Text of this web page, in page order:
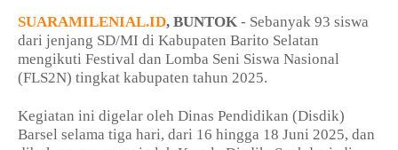
SUARAMILENIAL.ID, BUNTOK - Sebanyak 93 siswa
dari jenjang SD/MI di Kabupaten Barito Selatan
mengikuti Festival dan Lomba Seni Siswa Nasional
(FLS2N) tingkat kabupaten tahun 2025.
Kegiatan ini digelar oleh Dinas Pendidikan (Disdik)
Barsel selama tiga hari, dari 16 hingga 18 Juni 2025, dan